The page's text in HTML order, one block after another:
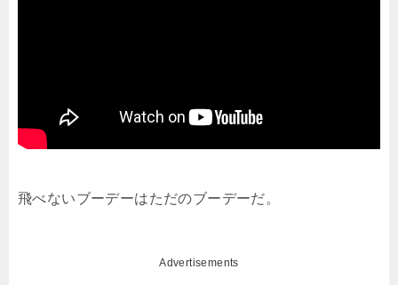
飛べないブーデーはただのブーデーだ。
Advertisements